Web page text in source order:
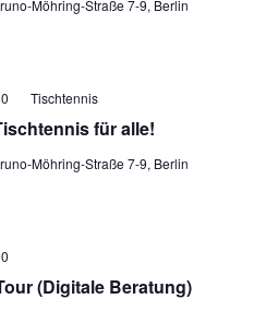
Möhring-Straße 7-9, Berlin
für alle!
Tischtennis
Möhring-Straße 7-9, Berlin
(Digitale Beratung)